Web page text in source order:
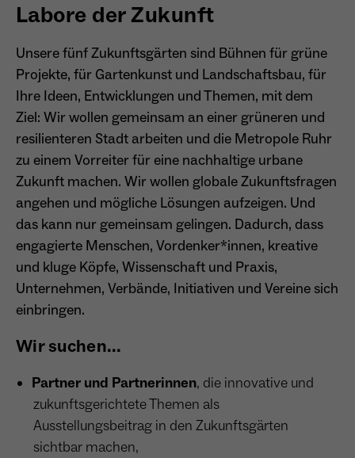
Name _ga
Anbieter Google Analytics
Laufzeit 1 Jahr
Unterscheidung der Webseitenbesucher.
Name _ga_TNS3S6RE8W
Anbieter Google LLC
Laufzeit 2 Jahre
Zweck
erkannt wird, ob ein Besucher neu oder
Name _gcl_au
Labore der Zukunft
Unsere fünf Zukunftsgärten sind Bühnen für grüne
Projekte, für Gartenkunst und Landschaftsbau, für
Ihre Ideen, Entwicklungen und Themen, mit dem
Ziel: Wir wollen gemeinsam an einer grüneren und
resilienteren Stadt arbeiten und die Metropole Ruhr
zu einem Vorreiter für eine nachhaltige urbane
Zukunft machen. Wir wollen globale Zukunftsfragen
angehen und mögliche Lösungen aufzeigen. Und
das kann nur gemeinsam gelingen. Dadurch, dass
engagierte Menschen, Vordenker*innen, kreative
und kluge Köpfe, Wissenschaft und Praxis,
Unternehmen, Verbände, Initiativen und Vereine sich
einbringen.
Wir suchen...
Partner und Partnerinnen, die innovative und
zukunftsgerichtete Themen als
Ausstellungsbeitrag in den Zukunftsgärten
sichtbar machen,